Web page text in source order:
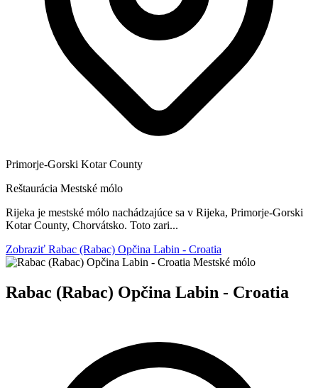
Primorje-Gorski Kotar County
Reštaurácia Mestské mólo
Rijeka je mestské mólo nachádzajúce sa v Rijeka, Primorje-Gorski
Kotar County, Chorvátsko. Toto zari...
Zobraziť Rabac (Rabac) Opčina Labin - Croatia
Mestské mólo
Rabac (Rabac) Opčina Labin - Croatia